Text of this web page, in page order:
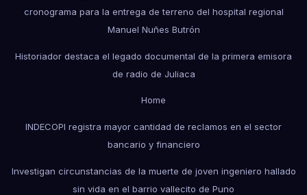
cronograma para la entrega de terreno del hospital regional
Manuel Nuñes Butrón
Historiador destaca el legado documental de la primera emisora
de radio de Juliaca
Home
INDECOPI registra mayor cantidad de reclamos en el sector
bancario y financiero
Investigan circunstancias de la muerte de joven ingeniero hallado
sin vida en el barrio vallecito de Puno